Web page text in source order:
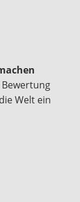
Welt ein